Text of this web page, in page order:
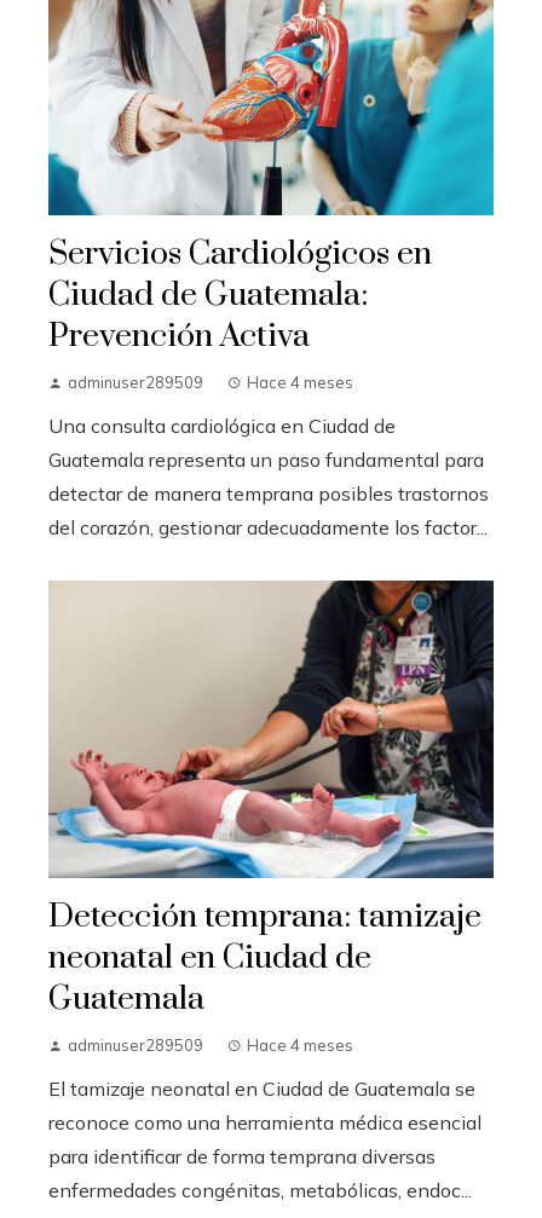
Servicios Cardiológicos en
Ciudad de Guatemala:
Prevención Activa
adminuser289509 Hace 4 meses
Una consulta cardiológica en Ciudad de
Guatemala representa un paso fundamental para
detectar de manera temprana posibles trastornos
del corazón, gestionar adecuadamente los factor...
Detección temprana: tamizaje
neonatal en Ciudad de
Guatemala
adminuser289509 Hace 4 meses
El tamizaje neonatal en Ciudad de Guatemala se
reconoce como una herramienta médica esencial
para identificar de forma temprana diversas
enfermedades congénitas, metabólicas, endoc...